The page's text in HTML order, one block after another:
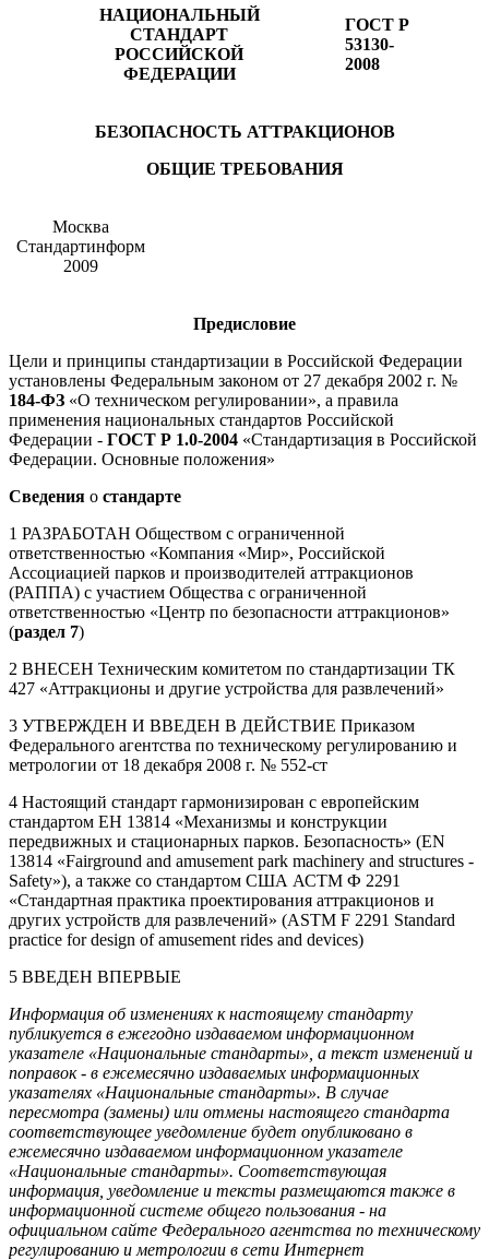
НАЦИОНАЛЬНЫЙ
СТАНДАРТ
РОССИЙСКОЙ
ФЕДЕРАЦИИ
ГОСТ Р
53130-
2008
БЕЗОПАСНОСТЬ АТТРАКЦИОНОВ
ОБЩИЕ ТРЕБОВАНИЯ
Москва
Стандартинформ
2009
Предисловие
Цели и принципы стандартизации в Российской Федерации
установлены Федеральным законом от 27 декабря 2002 г. №
184-ФЗ «О техническом регулировании», а правила
применения национальных стандартов Российской
Федерации - ГОСТ Р 1.0-2004 «Стандартизация в Российской
Федерации. Основные положения»
Сведения о стандарте
1 РАЗРАБОТАН Обществом с ограниченной
ответственностью «Компания «Мир», Российской
Ассоциацией парков и производителей аттракционов
(РАППА) с участием Общества с ограниченной
ответственностью «Центр по безопасности аттракционов»
(раздел 7)
2 ВНЕСЕН Техническим комитетом по стандартизации ТК
427 «Аттракционы и другие устройства для развлечений»
3 УТВЕРЖДЕН И ВВЕДЕН В ДЕЙСТВИЕ Приказом
Федерального агентства по техническому регулированию и
метрологии от 18 декабря 2008 г. № 552-ст
4 Настоящий стандарт гармонизирован с европейским
стандартом ЕН 13814 «Механизмы и конструкции
передвижных и стационарных парков. Безопасность» (EN
13814 «Fairground and amusement park machinery and structures -
Safety»), а также со стандартом США АСТМ Ф 2291
«Стандартная практика проектирования аттракционов и
других устройств для развлечений» (ASTM F 2291 Standard
practice for design of amusement rides and devices)
5 ВВЕДЕН ВПЕРВЫЕ
Информация об изменениях к настоящему стандарту
публикуется в ежегодно издаваемом информационном
указателе «Национальные стандарты», а текст изменений и
поправок - в ежемесячно издаваемых информационных
указателях «Национальные стандарты». В случае
пересмотра (замены) или отмены настоящего стандарта
соответствующее уведомление будет опубликовано в
ежемесячно издаваемом информационном указателе
«Национальные стандарты». Соответствующая
информация, уведомление и тексты размещаются также в
информационной системе общего пользования - на
официальном сайте Федерального агентства по техническому
регулированию и метрологии в сети Интернет